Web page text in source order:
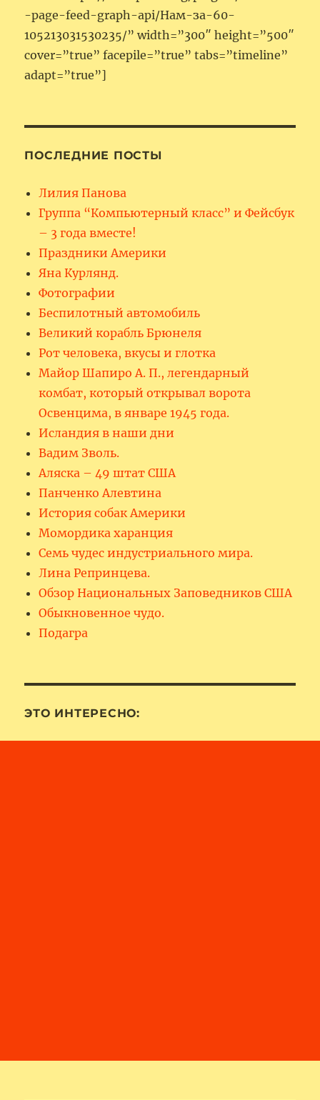
-page-feed-graph-api/Нам-за-60-
105213031530235/” width=”300″ height=”500″
cover=”true” facepile=”true” tabs=”timeline”
adapt=”true”]
ПОСЛЕДНИЕ ПОСТЫ
Лилия Панова
Группа “Компьютерный класс” и Фейсбук
– 3 года вместе!
Праздники Америки
Яна Курлянд.
Фотографии
Беспилотный автомобиль
Великий корабль Брюнеля
Рот человека, вкусы и глотка
Майор Шапиро А. П., легендарный
комбат, который открывал ворота
Освенцима, в январе 1945 года.
Исландия в наши дни
Вадим Зволь.
Аляска – 49 штат США
Панченко Алевтина
История собак Америки
Момордика харанция
Семь чудес индустриального мира.
Лина Репринцева.
Обзор Национальных Заповедников США
Обыкновенное чудо.
Подагра
ЭТО ИНТЕРЕСНО: